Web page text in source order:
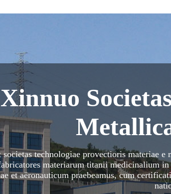
technologiae provectioris materiae
materiarum titanii medicinalium
et aëronauticum praebeamus, cum